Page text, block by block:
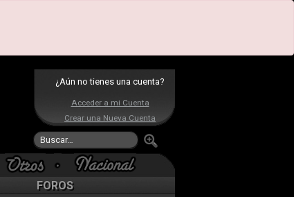
¿Aún no tienes una cuenta?
Acceder a mi Cuenta
Crear una Nueva Cuenta
FOROS